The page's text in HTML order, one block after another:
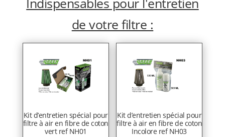
de votre filtre :
Kit d’entretien spécial pour
filtre à air en fibre de coton
vert ref NH01
Kit d’entretien spécial pour
filtre à air en fibre de coton
Incolore ref NH03